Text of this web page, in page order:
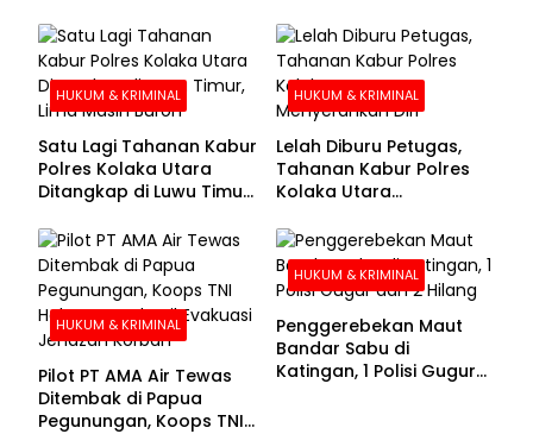
HUKUM & KRIMINAL
Satu Lagi Tahanan Kabur
Polres Kolaka Utara
Ditangkap di Luwu Timur,
HUKUM & KRIMINAL
Lelah Diburu Petugas,
Tahanan Kabur Polres
Kolaka Utara
HUKUM & KRIMINAL
Pilot PT AMA Air Tewas
Ditembak di Papua
Pegunungan, Koops TNI
HUKUM & KRIMINAL
Penggerebekan Maut
Bandar Sabu di
Katingan, 1 Polisi Gugur